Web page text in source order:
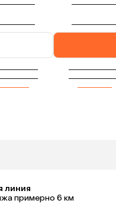
линия
примерно 6 км